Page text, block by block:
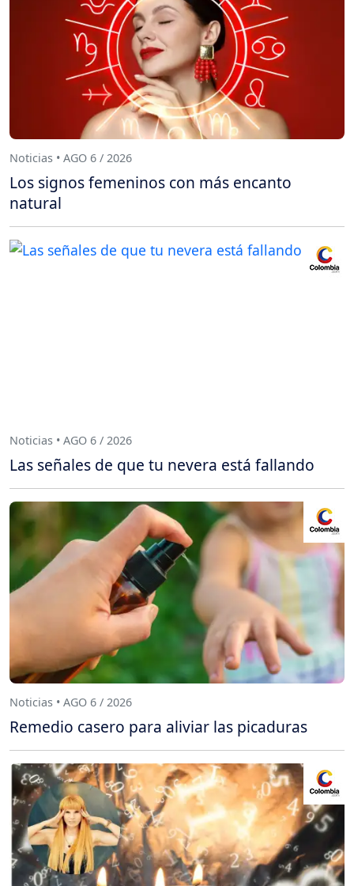
Noticias • AGO 6 / 2026
Los signos femeninos con más encanto
natural
Noticias • AGO 6 / 2026
Las señales de que tu nevera está fallando
Noticias • AGO 6 / 2026
Remedio casero para aliviar las picaduras